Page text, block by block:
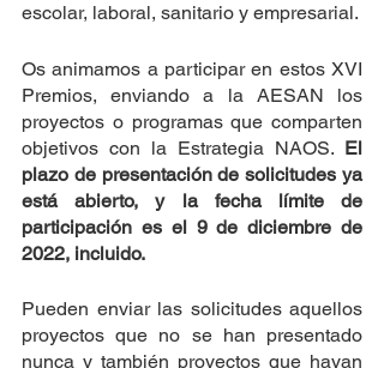
escolar, laboral, sanitario y empresarial.
Os animamos a participar en estos XVI
Premios, enviando a la AESAN los
proyectos o programas que comparten
objetivos con la Estrategia NAOS. El
plazo de presentación de solicitudes ya
está abierto, y la fecha límite de
participación es el 9 de diciembre de
2022, incluido.
Pueden enviar las solicitudes aquellos
proyectos que no se han presentado
nunca y también proyectos que hayan